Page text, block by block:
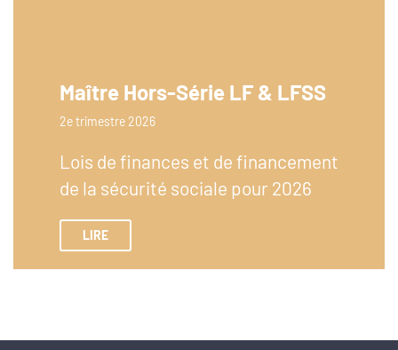
Maître Hors-Série LF & LFSS
2e trimestre 2026
Lois de finances et de financement
de la sécurité sociale pour 2026
LIRE